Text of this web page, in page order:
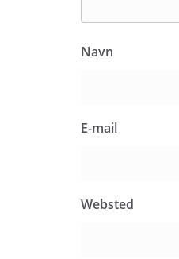
Navn
E-mail
Websted